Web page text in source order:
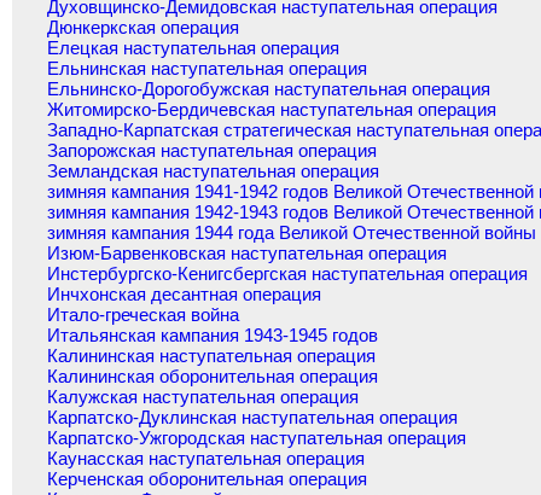
Духовщинско-Демидовская наступательная операция
Дюнкеркская операция
Елецкая наступательная операция
Ельнинская наступательная операция
Ельнинско-Дорогобужская наступательная операция
Житомирско-Бердичевская наступательная операция
Западно-Карпатская стратегическая наступательная
Запорожская наступательная операция
Земландская наступательная операция
зимняя кампания 1941-1942 годов Великой
зимняя кампания 1942-1943 годов Великой
зимняя кампания 1944 года Великой Отечественной войны
Изюм-Барвенковская наступательная операция
Инстербургско-Кенигсбергская наступательная операция
Инчхонская десантная операция
Итало-греческая война
Итальянская кампания 1943-1945 годов
Калининская наступательная операция
Калининская оборонительная операция
Калужская наступательная операция
Карпатско-Дуклинская наступательная операция
Карпатско-Ужгородская наступательная операция
Каунасская наступательная операция
Керченская оборонительная операция